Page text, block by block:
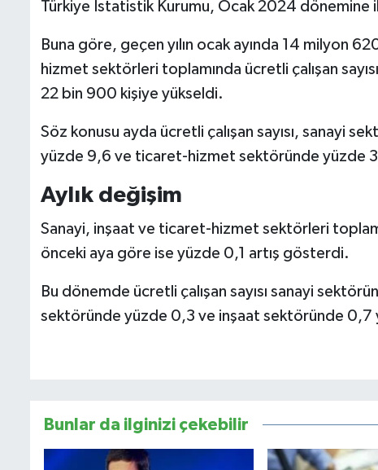
Türkiye İstatistik Kurumu, Ocak 2024 dönemine
Buna göre, geçen yılın ocak ayında 14 milyon
hizmet sektörleri toplamında ücretli çalışan
22 bin 900 kişiye yükseldi.
Söz konusu ayda ücretli çalışan sayısı, sanayi
yüzde 9,6 ve ticaret-hizmet sektöründe yüzde
Aylık değişim
Sanayi, inşaat ve ticaret-hizmet sektörleri
önceki aya göre ise yüzde 0,1 artış gösterdi.
Bu dönemde ücretli çalışan sayısı sanayi
sektöründe yüzde 0,3 ve inşaat sektöründe 0,7
Bunlar da ilginizi çekebilir